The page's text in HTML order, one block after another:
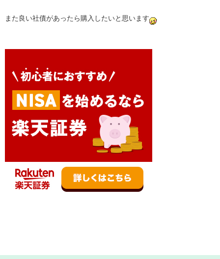
また良い社債があったら購入したいと思います